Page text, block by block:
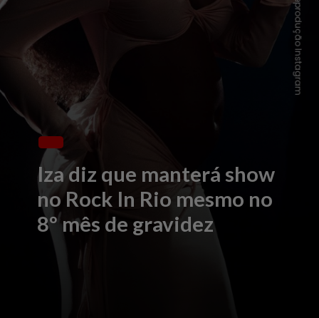
Iza diz que manterá show
no Rock In Rio mesmo no
8º mês de gravidez
Reprodução Instagram